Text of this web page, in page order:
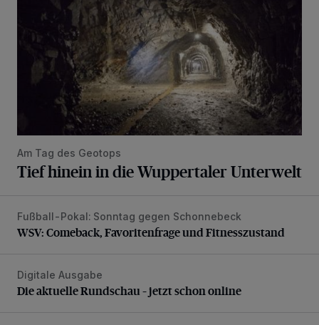
Am Tag des Geotops
Tief hinein in die Wuppertaler Unterwelt
WSV: Comeback, Favoritenfrage und Fitnesszustand
Fußball-Pokal: Sonntag gegen Schonnebeck
WSV: Comeback, Favoritenfrage und Fitnesszustand
Die aktuelle Rundschau – jetzt schon online
Digitale Ausgabe
Die aktuelle Rundschau – jetzt schon online